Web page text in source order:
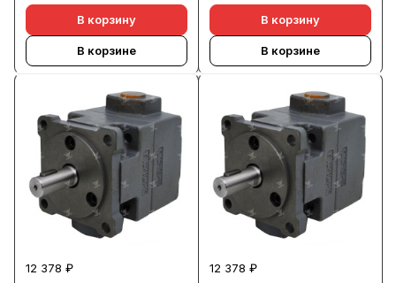
В корзину
В корзине
В корзину
В корзине
12 378 ₽
12 378 ₽